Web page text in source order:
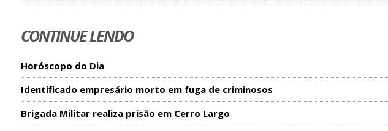
CONTINUE LENDO
Horóscopo do Dia
Identificado empresário morto em fuga de criminosos
Brigada Militar realiza prisão em Cerro Largo